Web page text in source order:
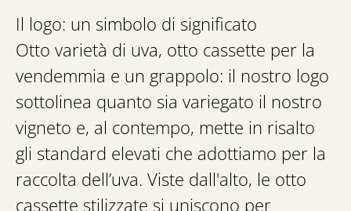
Il logo: un simbolo di significato
Otto varietà di uva, otto cassette per la
vendemmia e un grappolo: il nostro logo
sottolinea quanto sia variegato il nostro
vigneto e, al contempo, mette in risalto
gli standard elevati che adottiamo per la
raccolta dell’uva. Viste dall'alto, le otto
cassette stilizzate si uniscono per